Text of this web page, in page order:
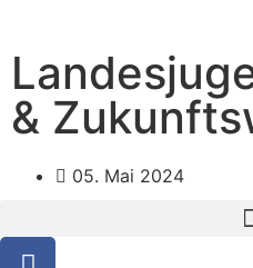
&
05. Mai 2024